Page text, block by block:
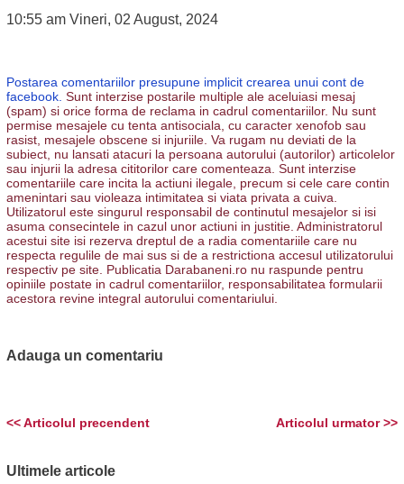
10:55 am Vineri, 02 August, 2024
Postarea comentariilor presupune implicit crearea unui cont de
facebook. Sunt interzise postarile multiple ale aceluiasi mesaj
(spam) si orice forma de reclama in cadrul comentariilor. Nu sunt
permise mesajele cu tenta antisociala, cu caracter xenofob sau
rasist, mesajele obscene si injuriile. Va rugam nu deviati de la
subiect, nu lansati atacuri la persoana autorului (autorilor) articolelor
sau injurii la adresa cititorilor care comenteaza. Sunt interzise
comentariile care incita la actiuni ilegale, precum si cele care contin
amenintari sau violeaza intimitatea si viata privata a cuiva.
Utilizatorul este singurul responsabil de continutul mesajelor si isi
asuma consecintele in cazul unor actiuni in justitie. Administratorul
acestui site isi rezerva dreptul de a radia comentariile care nu
respecta regulile de mai sus si de a restrictiona accesul utilizatorului
respectiv pe site. Publicatia Darabaneni.ro nu raspunde pentru
opiniile postate in cadrul comentariilor, responsabilitatea formularii
acestora revine integral autorului comentariului.
Adauga un comentariu
Articolul urmator >>
<< Articolul precendent
Ultimele articole